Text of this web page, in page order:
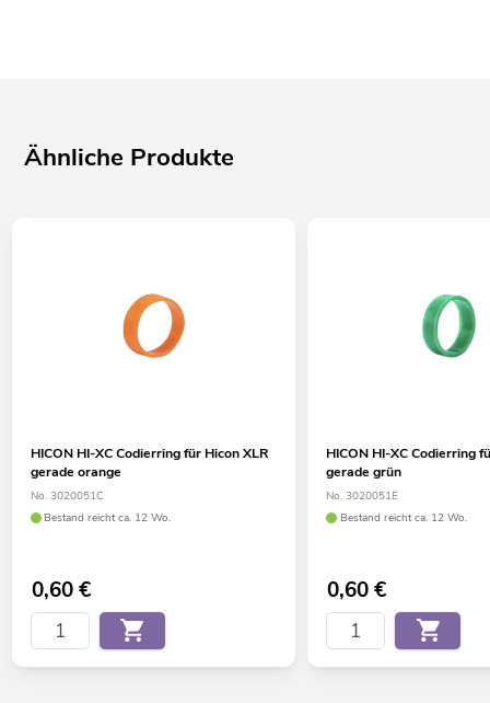
Ähnliche Produkte
HICON HI-XC Codierring für Hicon XLR
gerade orange
No. 3020051C
Bestand reicht ca. 12 Wo.
0,60€
HICON HI-XC Codierring
gerade grün
No. 3020051E
Bestand reicht ca. 12 Wo.
0,60€